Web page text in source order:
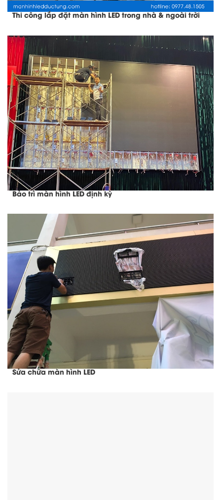
Thi công lắp đặt màn hình LED trong nhà & ngoài trời
Bảo trì màn hình LED định kỳ
Sửa chữa màn hình LED